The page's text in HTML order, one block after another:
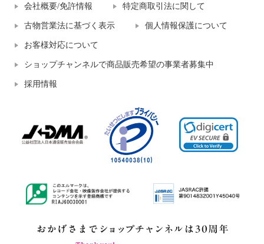
会社概要/免許情報 特定商取引法に関して
古物営業法に基づく表示 個人情報保護について
お客様対応について
ショップチャンネルで商品販売希望の事業者募集中
採用情報